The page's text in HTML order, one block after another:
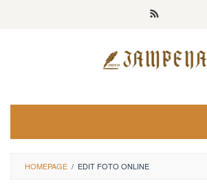
HOMEPAGE / EDIT FOTO ONLINE